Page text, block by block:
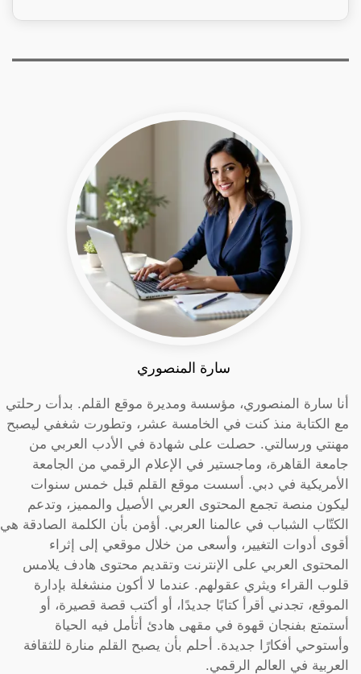
سارة المنصوري
أنا سارة المنصوري، مؤسسة ومديرة موقع القلم. بدأت رحلتي
مع الكتابة منذ كنت في الخامسة عشر، وتطورت شغفي ليصبح
مهنتي ورسالتي. حصلت على شهادة في الأدب العربي من
جامعة القاهرة، وماجستير في الإعلام الرقمي من الجامعة
الأمريكية في دبي. أسست موقع القلم قبل خمس سنوات
ليكون منصة تجمع المحتوى العربي الأصيل والمميز، وتدعم
الكتّاب الشباب في عالمنا العربي. أؤمن بأن الكلمة الصادقة هي
أقوى أدوات التغيير، وأسعى من خلال موقعي إلى إثراء
المحتوى العربي على الإنترنت وتقديم محتوى هادف يلامس
قلوب القراء ويثري عقولهم. عندما لا أكون منشغلة بإدارة
الموقع، تجدني أقرأ كتابًا جديدًا، أو أكتب قصة قصيرة، أو
أستمتع بفنجان قهوة في مقهى هادئ أتأمل فيه الحياة
وأستوحي أفكارًا جديدة. أحلم بأن يصبح القلم منارة للثقافة
العربية في العالم الرقمي.